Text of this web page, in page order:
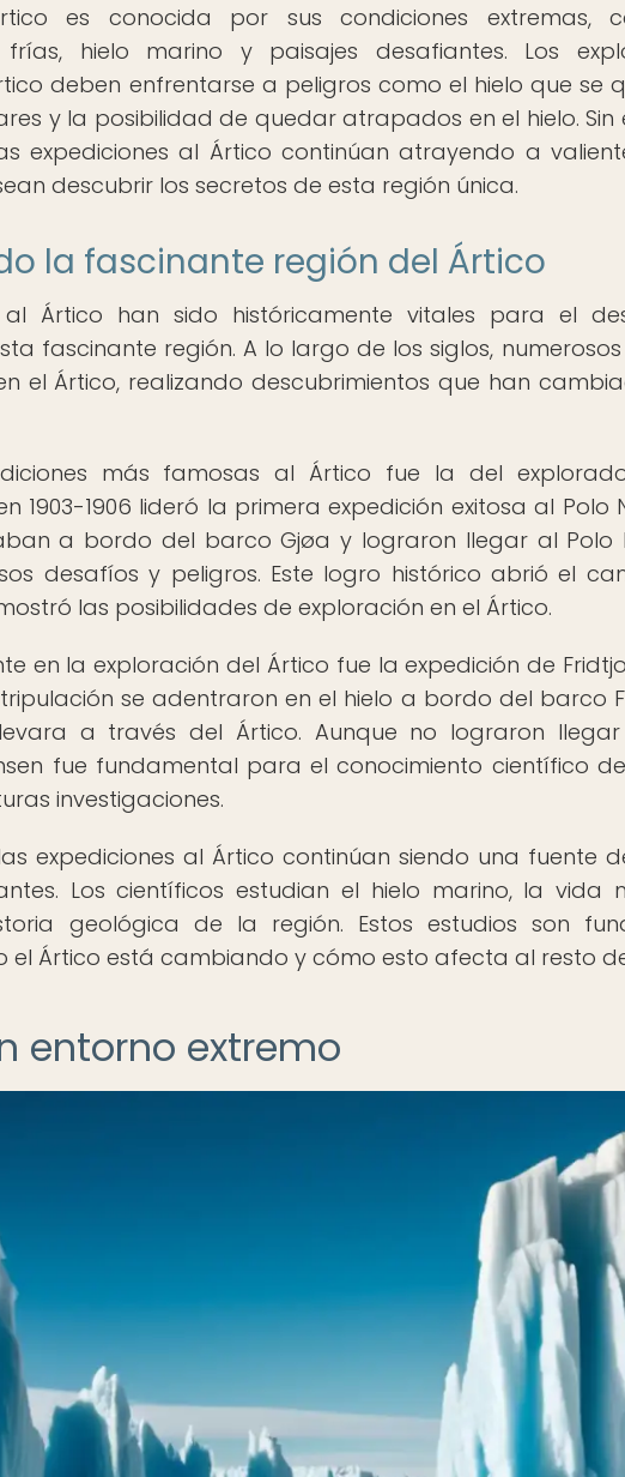
es conocida por sus condiciones extremas,
frías, hielo marino y paisajes desafiantes. Los
deben enfrentarse a peligros como el hielo que se
y la posibilidad de quedar atrapados en el hielo.
expediciones al Ártico continúan atrayendo a
descubrir los secretos de esta región única.
la fascinante región del Ártico
al Ártico han sido históricamente vitales para el
fascinante región. A lo largo de los siglos,
el Ártico, realizando descubrimientos que han
más famosas al Ártico fue la del
1903-1906 lideró la primera expedición exitosa al Polo
a bordo del barco Gjøa y lograron llegar al Polo
desafíos y peligros. Este logro histórico abrió el
las posibilidades de exploración en el Ártico.
en la exploración del Ártico fue la expedición de
tripulación se adentraron en el hielo a bordo del barco
a través del Ártico. Aunque no lograron
fue fundamental para el conocimiento científico
investigaciones.
expediciones al Ártico continúan siendo una fuente
Los científicos estudian el hielo marino, la vida
geológica de la región. Estos estudios son
el Ártico está cambiando y cómo esto afecta al resto
entorno extremo